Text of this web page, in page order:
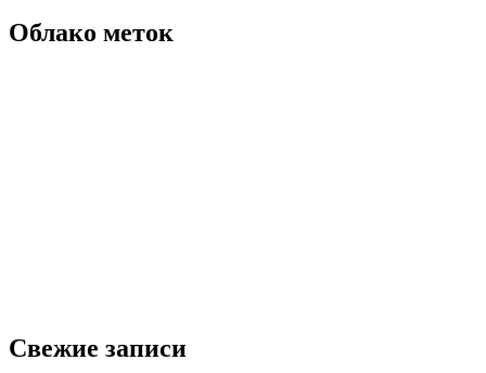
Облако меток
Свежие записи